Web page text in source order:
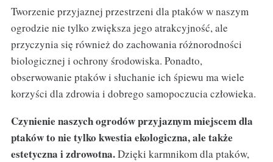
Tworzenie przyjaznej przestrzeni dla ptaków w naszym
ogrodzie nie tylko zwiększa jego atrakcyjność, ale
przyczynia się również do zachowania różnorodności
biologicznej i ochrony środowiska. Ponadto,
obserwowanie ptaków i słuchanie ich śpiewu ma wiele
korzyści dla zdrowia i dobrego samopoczucia człowieka.
Czynienie naszych ogrodów przyjaznym miejscem dla
ptaków to nie tylko kwestia ekologiczna, ale także
estetyczna i zdrowotna.Dzięki karmnikom dla ptaków,